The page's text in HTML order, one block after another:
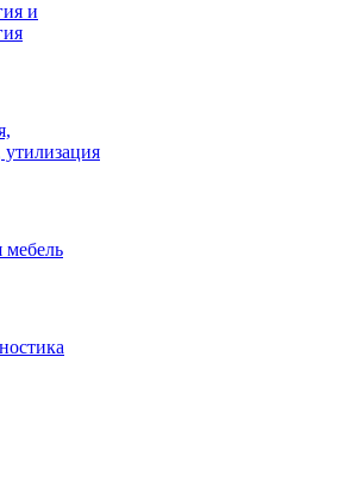
и
утилизация